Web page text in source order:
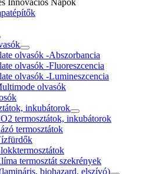
olvasók -Abszorbancia
olvasók -Fluoreszcencia
olvasók -Lumineszcencia
olvasók
inkubátorok
termosztátok, inkubátorok
termosztátok
termosztát szekrények
biohazard, elszívó)